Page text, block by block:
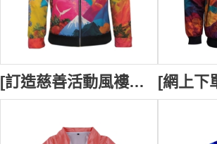
[訂造慈善活動風褸外套]｜ 自訂LOGO熱升華風褸｜ 百萬行熱升華風褸 金屬拉鏈 J1098